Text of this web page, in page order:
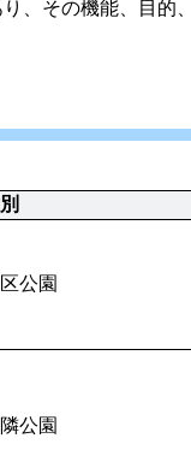
、その機能、目的
公園
公園